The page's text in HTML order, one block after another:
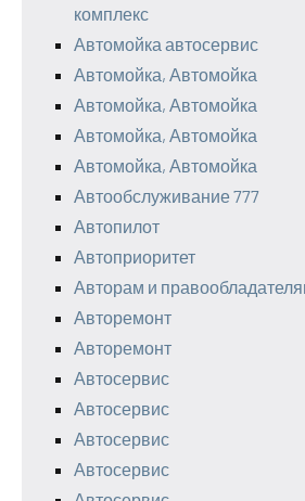
комплекс
Автомойка автосервис
Автомойка, Автомойка
Автомойка, Автомойка
Автомойка, Автомойка
Автомойка, Автомойка
Автообслуживание 777
Автопилот
Автоприоритет
Авторам и
Авторемонт
Авторемонт
Автосервис
Автосервис
Автосервис
Автосервис